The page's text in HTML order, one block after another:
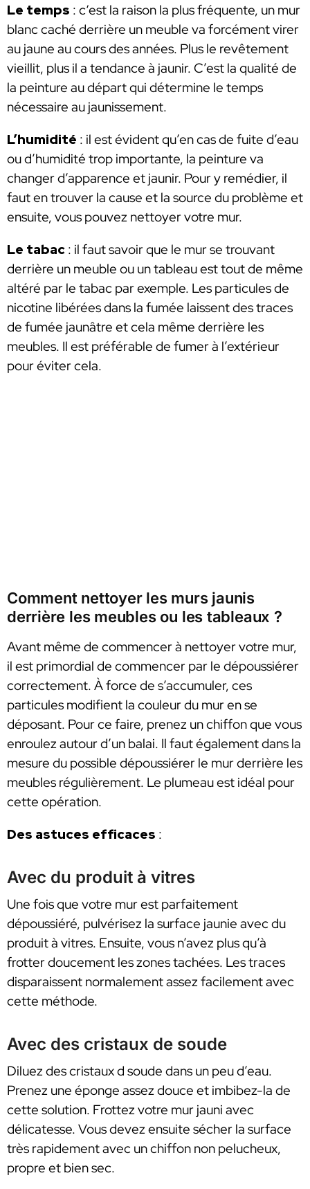
Le temps : c‘est la raison la plus fréquente, un mur
blanc caché derrière un meuble va forcément virer
au jaune au cours des années. Plus le revêtement
vieillit, plus il a tendance à jaunir. C’est la qualité de
la peinture au départ qui détermine le temps
nécessaire au jaunissement.
L’humidité : il est évident qu’en cas de fuite d’eau
ou d’humidité trop importante, la peinture va
changer d’apparence et jaunir. Pour y remédier, il
faut en trouver la cause et la source du problème et
ensuite, vous pouvez nettoyer votre mur.
Le tabac : il faut savoir que le mur se trouvant
derrière un meuble ou un tableau est tout de même
altéré par le tabac par exemple. Les particules de
nicotine libérées dans la fumée laissent des traces
de fumée jaunâtre et cela même derrière les
meubles. Il est préférable de fumer à l’extérieur
pour éviter cela.
Comment nettoyer les murs jaunis
derrière les meubles ou les tableaux ?
Avant même de commencer à nettoyer votre mur,
il est primordial de commencer par le dépoussiérer
correctement. À force de s’accumuler, ces
particules modifient la couleur du mur en se
déposant. Pour ce faire, prenez un chiffon que vous
enroulez autour d’un balai. Il faut également dans la
mesure du possible dépoussiérer le mur derrière les
meubles régulièrement. Le plumeau est idéal pour
cette opération.
Des astuces efficaces :
Avec du produit à vitres
Une fois que votre mur est parfaitement
dépoussiéré, pulvérisez la surface jaunie avec du
produit à vitres. Ensuite, vous n’avez plus qu’à
frotter doucement les zones tachées. Les traces
disparaissent normalement assez facilement avec
cette méthode.
Avec des cristaux de soude
Diluez des cristaux d soude dans un peu d’eau.
Prenez une éponge assez douce et imbibez-la de
cette solution. Frottez votre mur jauni avec
délicatesse. Vous devez ensuite sécher la surface
très rapidement avec un chiffon non pelucheux,
propre et bien sec.